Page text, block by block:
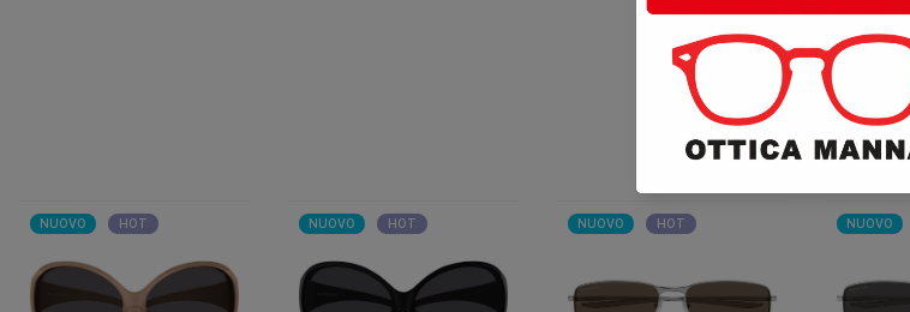
PRODOTTI CORRELATI
NUOVO HOT NUOVO HOT NUOVO HOT NUOVO